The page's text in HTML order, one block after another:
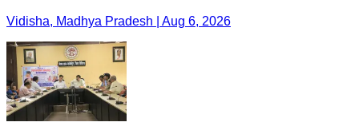
Vidisha, Madhya Pradesh | Aug 6, 2026